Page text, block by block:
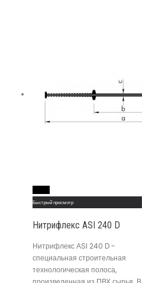
Быстрый просмотр
Нитрифлекс АSI 240 D
Нитрифлекс АSI 240 D -
специальная строительная
технологическая полоса,